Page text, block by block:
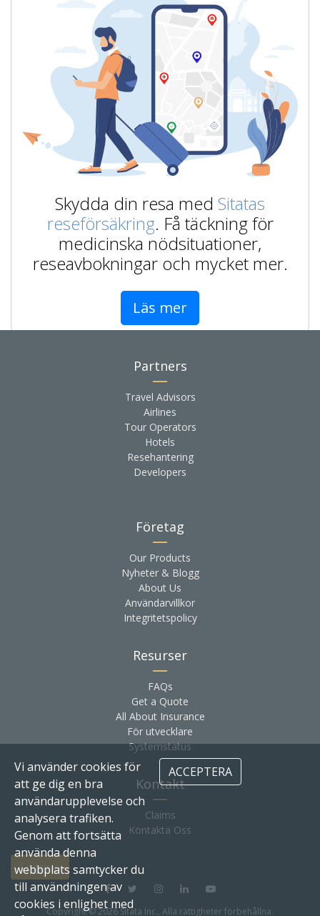
Skydda din resa med Sitatas
reseförsäkring. Få täckning för
medicinska nödsituationer,
reseavbokningar och mycket mer.
Läs mer
Partners
Travel Advisors
Airlines
Tour Operators
Hotels
Resehantering
Developers
Företag
Our Products
Nyheter & Blogg
About Us
Användarvillkor
Integritetspolicy
Resurser
FAQs
Get a Quote
All About Insurance
För utvecklare
Systemstatus
Kontakt
Claims
Kontakta Oss
Logga in
Copyright © 2026 Sitata Inc., Alla rättigheter förbehållna.
Vi använder cookies för
att ge dig en bra
användarupplevelse och
analysera trafiken.
Genom att fortsätta
använda denna
webbplats samtycker du
till användningen av
cookies i enlighet med
ACCEPTERA